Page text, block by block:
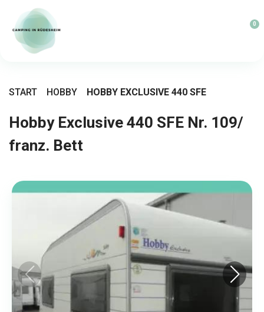
0
START HOBBY HOBBY EXCLUSIVE 440 SFE
Hobby Exclusive 440 SFE Nr. 109/
franz. Bett